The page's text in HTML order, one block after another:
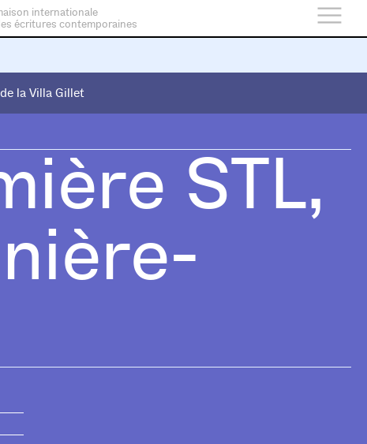
internationale
écritures contemporaines
de la Villa Gillet
de la Villa Gillet
STL,